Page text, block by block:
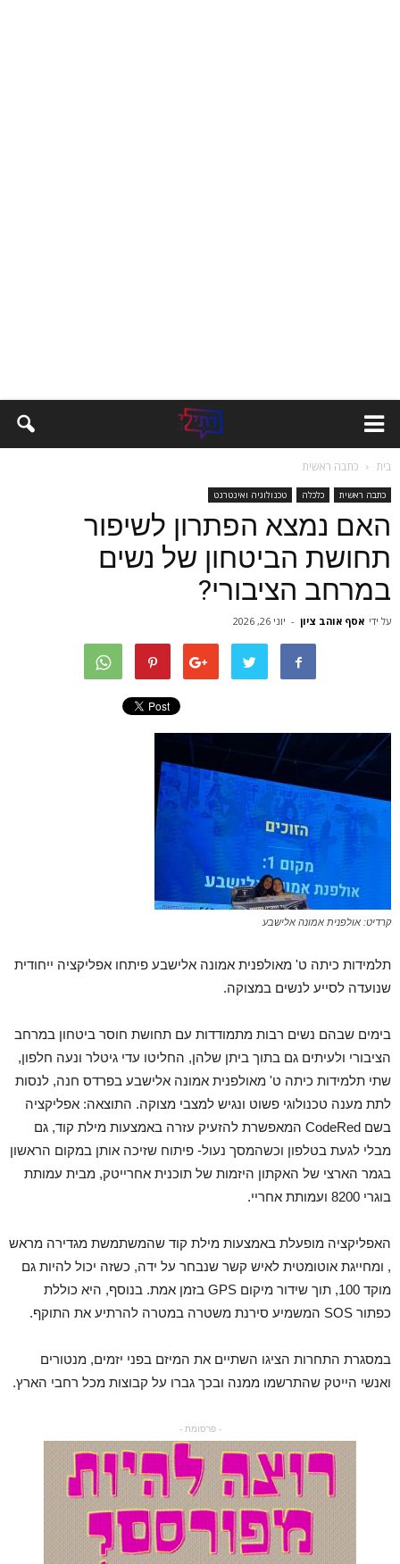
בית כתבה ראשית
כתבה ראשית כלכלה טכנולוגיה ואינטרנט
האם נמצא הפתרון לשיפור
תחושת הביטחון של נשים
במרחב הציבורי?
על ידי אסף אוהב ציון - יוני 26, 2026
קרדיט: אולפנית אמונה אלישבע
תלמידות כיתה ט' מאולפנית אמונה אלישבע פיתחו אפליקציה ייחודית
שנועדה לסייע לנשים במצוקה.
בימים שבהם נשים רבות מתמודדות עם תחושת חוסר ביטחון במרחב
הציבורי ולעיתים גם בתוך ביתן שלהן, החליטו עדי גיטלר ונעה חלפון,
שתי תלמידות כיתה ט' מאולפנית אמונה אלישבע בפרדס חנה, לנסות
לתת מענה טכנולוגי פשוט ונגיש למצבי מצוקה. התוצאה: אפליקציה
בשם CodeRed המאפשרת להזעיק עזרה באמצעות מילת קוד, גם
מבלי לגעת בטלפון וכשהמסך נעול- פיתוח שזיכה אותן במקום הראשון
בגמר הארצי של האקתון היזמות של תוכנית אחרייטק, מבית עמותת
בוגרי 8200 ועמותת אחריי.
האפליקציה מופעלת באמצעות מילת קוד שהמשתמשת מגדירה מראש
, ומחייגת אוטומטית לאיש קשר שנבחר על ידה, כשזה יכול להיות גם
מוקד 100, תוך שידור מיקום GPS בזמן אמת. בנוסף, היא כוללת
כפתור SOS המשמיע סירנת משטרה במטרה להרתיע את התוקף.
במסגרת התחרות הציגו השתיים את המיזם בפני יזמים, מנטורים
ואנשי הייטק שהתרשמו ממנה ובכך גברו על קבוצות מכל רחבי הארץ.
- פרסומת -